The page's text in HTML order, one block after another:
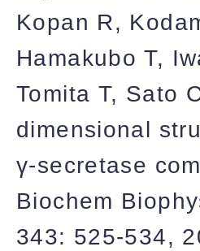
Kopan R,
Hamakubo T,
Tomita T, Sato
dimensional
γ-secretase
Biochem
343: 525-534,